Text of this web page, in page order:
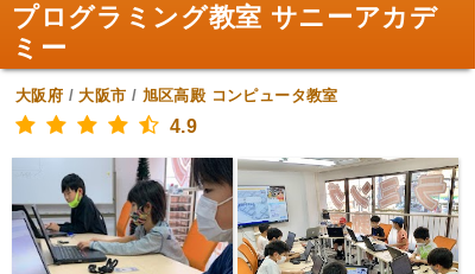
プログラミング教室 サニーアカデ
ミー
大阪府 /大阪市 / 旭区高殿 コンピュータ教室
4.9